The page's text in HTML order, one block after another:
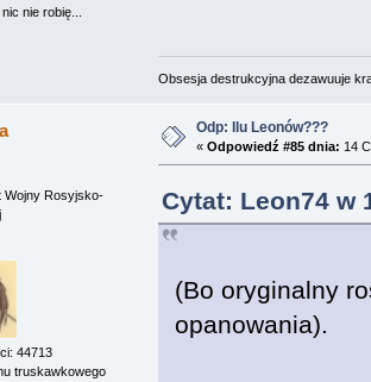
nie robię...
Obsesja destrukcyjna dezawuuje
Wojny Rosyjsko-
44713
truskawkowego
Odp: Ilu Leonów???
« Odpowiedź #85 dnia: 14
Cytat: Leon74 w
(Bo oryginalny
opanowania).